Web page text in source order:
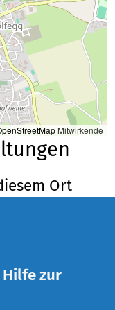
Mitwirkende
Ort
zur